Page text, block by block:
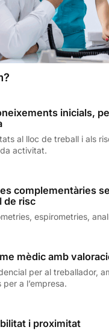
inicials,
al lloc de treball i als
activitat.
complementàries
de risc
espirometries,
mèdic amb
per al treballador,
per a l’empresa.
i proximitat